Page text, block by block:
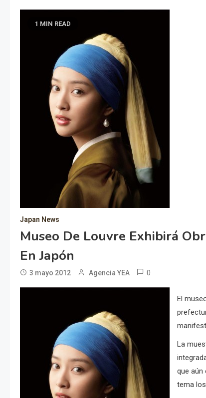
1 MIN READ
Japan News
Museo De Louvre Exhibirá
En Japón
3 mayo 2012 Agencia YEA 0
El
La
que aún
tema